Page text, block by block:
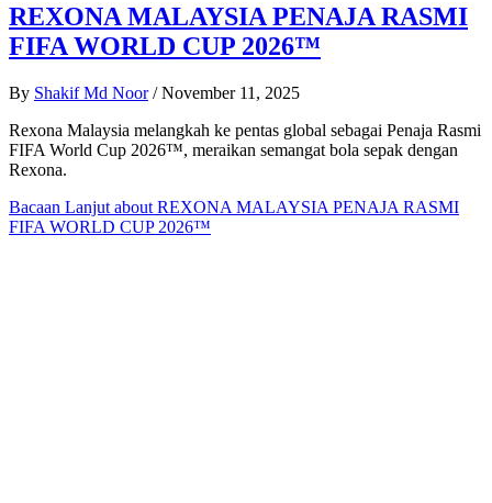
REXONA MALAYSIA PENAJA RASMI
FIFA WORLD CUP 2026™
By Shakif Md Noor / November 11, 2025
Rexona Malaysia melangkah ke pentas global sebagai Penaja Rasmi
FIFA World Cup 2026™, meraikan semangat bola sepak dengan
Rexona.
Bacaan Lanjut about REXONA MALAYSIA PENAJA RASMI
FIFA WORLD CUP 2026™